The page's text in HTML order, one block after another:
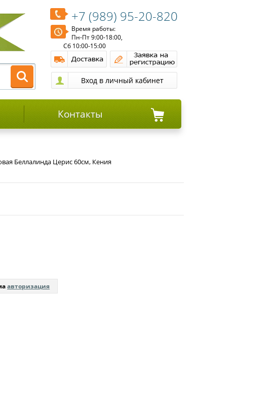
+7 (989) 95-20-820
Время работы:
Пн-Пт 9:00-18:00,
Сб 10:00-15:00
Контакты
Беллалинда Церис 60см, Кения
авторизация